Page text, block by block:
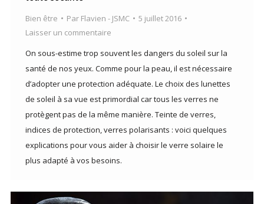
Bien être Par Flavien - JSMC
5 juillet 2016
Laisser un commentaire
On sous-estime trop souvent les dangers du soleil sur la
santé de nos yeux. Comme pour la peau, il est nécessaire
d’adopter une protection adéquate. Le choix des lunettes
de soleil à sa vue est primordial car tous les verres ne
protègent pas de la même manière. Teinte de verres,
indices de protection, verres polarisants : voici quelques
explications pour vous aider à choisir le verre solaire le
plus adapté à vos besoins.